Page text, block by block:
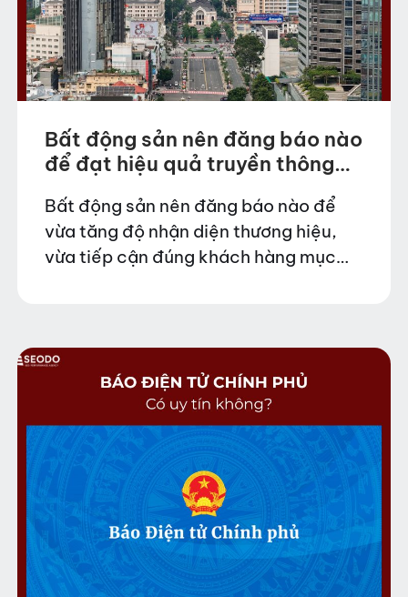
Bất động sản nên đăng báo nào
để đạt hiệu quả truyền thông
Bất động sản nên đăng báo nào để
vừa tăng độ nhận diện thương hiệu,
vừa tiếp cận đúng khách hàng mục